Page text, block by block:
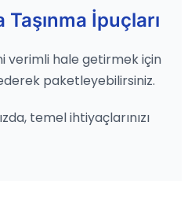
İpuçları
verimli hale getirmek için
paketleyebilirsiniz.
temel ihtiyaçlarınızı